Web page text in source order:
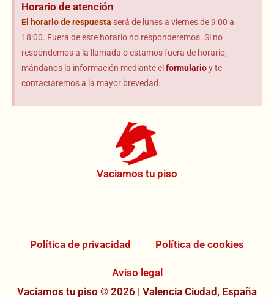
Horario de atención
El horariode respuesta será de lunes a viernes de 9:00 a
18:00. Fuera de este horario no responderemos. Si no
respondemos a la llamada o estamos fuera de horario,
mándanos la información mediante el formularioy te
contactaremos a la mayor brevedad.
Vaciamos tu piso
Política de privacidad Política de cookies
Aviso legal
Vaciamos tu piso © 2026 | Valencia Ciudad, España